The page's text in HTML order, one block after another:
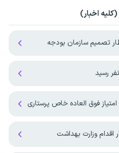
اخبار)
تصمیم سازمان بودجه
اقدام وزارت بهداشت